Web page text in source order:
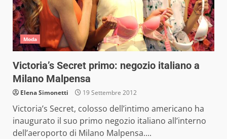
Moda
Victoria’s Secret primo: negozio italiano a
Milano Malpensa
Elena Simonetti 19 Settembre 2012
Victoria’s Secret, colosso dell’intimo americano ha
inaugurato il suo primo negozio italiano all’interno
dell’aeroporto di Milano Malpensa....